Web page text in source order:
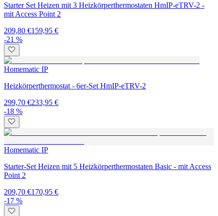
Starter Set Heizen mit 3 Heizkörperthermostaten HmIP-eTRV-2 -
mit Access Point 2
209,80 €159,95 €
-21 %
Homematic IP
Heizkörperthermostat - 6er-Set HmIP-eTRV-2
299,70 €233,95 €
-18 %
Homematic IP
Starter-Set Heizen mit 5 Heizkörperthermostaten Basic - mit Access
Point 2
209,70 €170,95 €
-17 %